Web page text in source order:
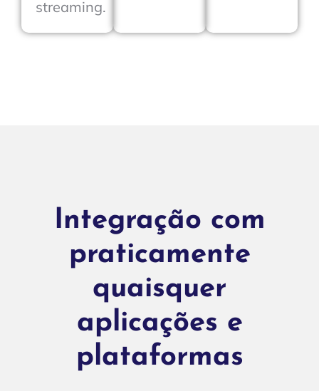
streaming.
Integração com
praticamente
quaisquer
aplicações e
plataformas